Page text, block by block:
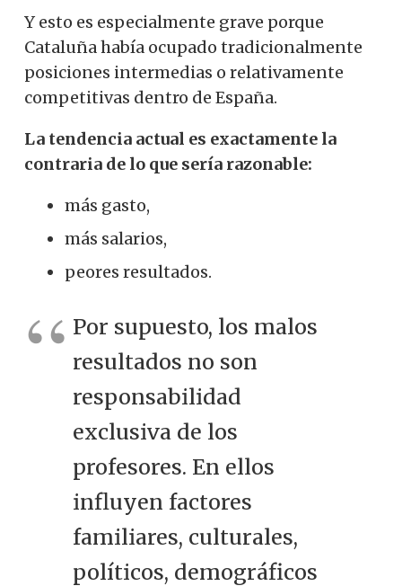
Y esto es especialmente grave porque
Cataluña había ocupado tradicionalmente
posiciones intermedias o relativamente
competitivas dentro de España.
La tendencia actual es exactamente la
contraria de lo que sería razonable:
más gasto,
más salarios,
peores resultados.
Por supuesto, los malos
resultados no son
responsabilidad
exclusiva de los
profesores. En ellos
influyen factores
familiares, culturales,
políticos, demográficos